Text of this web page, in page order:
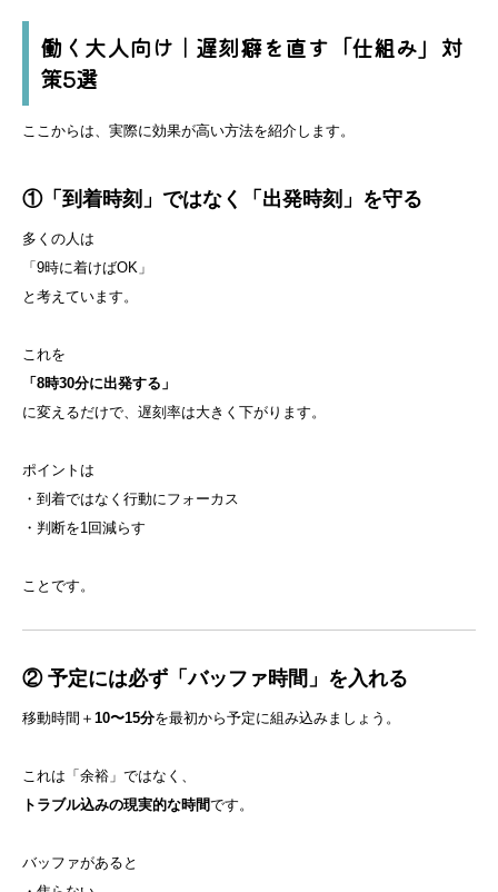
働く大人向け｜遅刻癖を直す「仕組み」対
策5選
ここからは、実際に効果が高い方法を紹介します。
①「到着時刻」ではなく「出発時刻」を守る
多くの人は
「9時に着けばOK」
と考えています。
これを
「8時30分に出発する」
に変えるだけで、遅刻率は大きく下がります。
ポイントは
・到着ではなく行動にフォーカス
・判断を1回減らす
ことです。
② 予定には必ず「バッファ時間」を入れる
移動時間＋ 10〜15分を最初から予定に組み込みましょう。
これは「余裕」ではなく、
トラブル込みの現実的な時間です。
バッファがあると